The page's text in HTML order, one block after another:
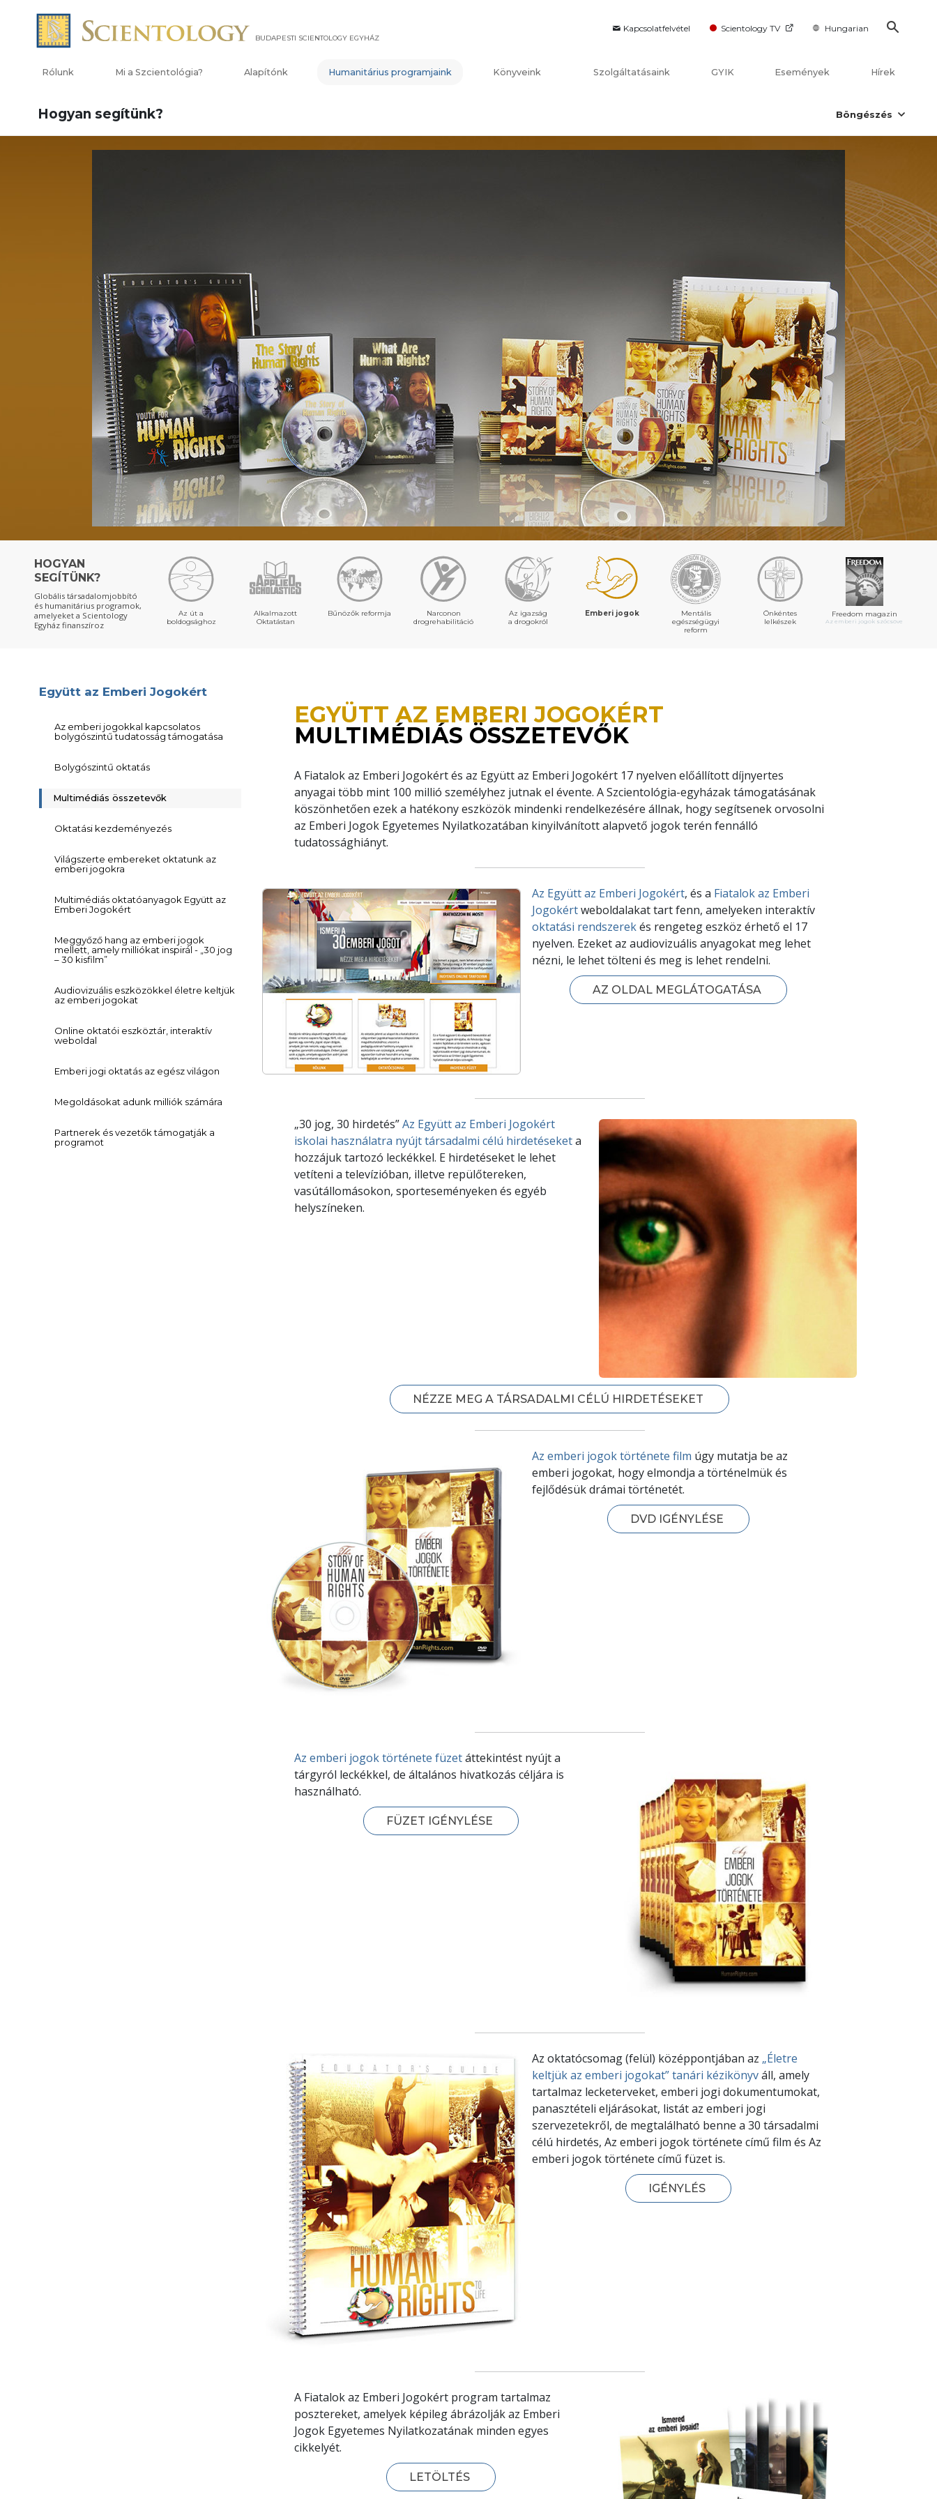
Kapcsolatfelvétel Scientology TV Hungarian
BUDAPESTI SCIENTOLOGY EGYHÁZ
Rólunk Mi a Szcientológia? Alapítónk Humanitárius programjaink Könyveink Szolgáltatásaink GYIK Események Hírek
Hogyan segítünk? Böngészés
HOGYAN
SEGÍTÜNK?
Globális társadalomjobbító
és humanitárius programok,
amelyeket a Scientology
Egyház finanszíroz
Az út a
boldogsághoz
Alkalmazott
Oktatástan
Bűnözők reformja
Narconon
drogrehabilitáció
Az igazság
a drogokról
Emberi jogok
Mentális
egészségügyi
reform
Önkéntes
lelkészek
Freedom magazin
Az emberi jogok szócsöve
EGYÜTT AZ EMBERI JOGOKÉRT
MULTIMÉDIÁS ÖSSZETEVŐK
A Fiatalok az Emberi Jogokért és az Együtt az Emberi Jogokért 17 nyelven előállított díjnyertes
anyagai több mint 100 millió személyhez jutnak el évente. A Szcientológia-egyházak támogatásának
köszönhetően ezek a hatékony eszközök mindenki rendelkezésére állnak, hogy segítsenek orvosolni
az Emberi Jogok Egyetemes Nyilatkozatában kinyilvánított alapvető jogok terén fennálló
tudatossághiányt.
Az Együtt az Emberi Jogokért, és a Fiatalok az Emberi
Jogokértweboldalakat tart fenn, amelyeken interaktív
oktatási rendszerekés rengeteg eszköz érhető el 17
nyelven. Ezeket az audiovizuális anyagokat meg lehet
nézni, le lehet tölteni és meg is lehet rendelni.
AZ OLDAL MEGLÁTOGATÁSA
„30 jog, 30 hirdetés”Az Együtt az Emberi Jogokért
iskolai használatra nyújt társadalmi célú hirdetéseketa
hozzájuk tartozó leckékkel. E hirdetéseket le lehet
vetíteni a televízióban, illetve repülőtereken,
vasútállomásokon, sporteseményeken és egyéb
helyszíneken.
NÉZZE MEG A TÁRSADALMI CÉLÚ HIRDETÉSEKET
Az emberi jogok története film úgy mutatja be az
emberi jogokat, hogy elmondja a történelmük és
fejlődésük drámai történetét.
DVD IGÉNYLÉSE
Az emberi jogok története füzetáttekintést nyújt a
tárgyról leckékkel, de általános hivatkozás céljára is
használható.
FÜZET IGÉNYLÉSE
Az oktatócsomag (felül) középpontjában az „Életre
keltjük az emberi jogokat” tanári kézikönyváll, amely
tartalmaz lecketerveket, emberi jogi dokumentumokat,
panasztételi eljárásokat, listát az emberi jogi
szervezetekről, de megtalálható benne a 30 társadalmi
célú hirdetés, Az emberi jogok története című film és Az
emberi jogok története című füzet is.
IGÉNYLÉS
A Fiatalok az Emberi Jogokért program tartalmaz
posztereket, amelyek képileg ábrázolják az Emberi
Jogok Egyetemes Nyilatkozatának minden egyes
cikkelyét.
LETÖLTÉS
Együtt az Emberi Jogokért
Az emberi jogokkal kapcsolatos
bolygószintű tudatosság támogatása
Bolygószintű oktatás
Multimédiás összetevők
Oktatási kezdeményezés
Világszerte embereket oktatunk az
emberi jogokra
Multimédiás oktatóanyagok Együtt az
Emberi Jogokért
Meggyőző hang az emberi jogok
mellett, amely milliókat inspirál - „30 jog
– 30 kisfilm”
Audiovizuális eszközökkel életre keltjük
az emberi jogokat
Online oktatói eszköztár, interaktív
weboldal
Emberi jogi oktatás az egész világon
Megoldásokat adunk milliók számára
Partnerek és vezetők támogatják a
programot